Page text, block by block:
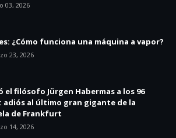
03, 2026
¿Cómo funciona una máquina a vapor?
23, 2026
el filósofo Jürgen Habermas a los 96
adiós al último gran gigante de la
de Frankfurt
14, 2026